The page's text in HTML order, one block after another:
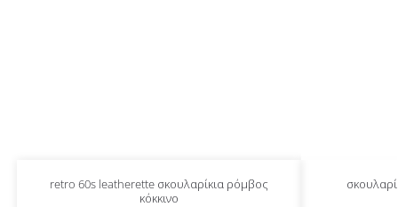
retro 60s leatherette σκουλαρίκια ρόμβος
κόκκινο